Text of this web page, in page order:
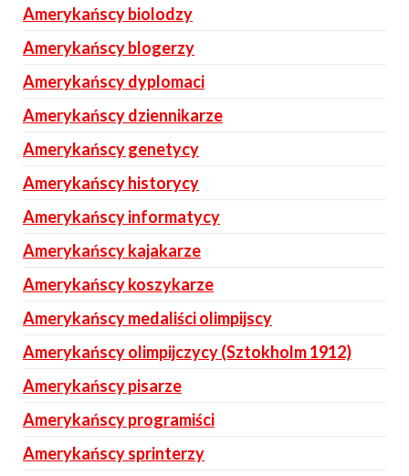
Amerykańscy biolodzy
Amerykańscy blogerzy
Amerykańscy dyplomaci
Amerykańscy dziennikarze
Amerykańscy genetycy
Amerykańscy historycy
Amerykańscy informatycy
Amerykańscy kajakarze
Amerykańscy koszykarze
Amerykańscy medaliści olimpijscy
Amerykańscy olimpijczycy (Sztokholm 1912)
Amerykańscy pisarze
Amerykańscy programiści
Amerykańscy sprinterzy